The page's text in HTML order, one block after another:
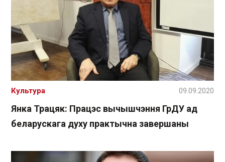
Янка Трацяк: Працэс вычышчэння ГрДУ ад
беларускага духу практычна завершаны
Культура 09.09.2020